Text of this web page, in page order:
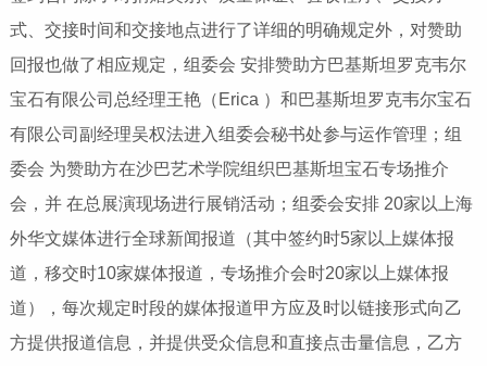
式、交接时间和交接地点进行了详细的明确规定外，对赞助
回报也做了相应规定，组委会 安排赞助方巴基斯坦罗克韦尔
宝石有限公司总经理王艳（Erica ）和巴基斯坦罗克韦尔宝石
有限公司副经理吴权法进入组委会秘书处参与运作管理；组
委会 为赞助方在沙巴艺术学院组织巴基斯坦宝石专场推介
会，并 在总展演现场进行展销活动；组委会安排 20家以上海
外华文媒体进行全球新闻报道（其中签约时5家以上媒体报
道，移交时10家媒体报道，专场推介会时20家以上媒体报
道），每次规定时段的媒体报道甲方应及时以链接形式向乙
方提供报道信息，并提供受众信息和直接点击量信息，乙方